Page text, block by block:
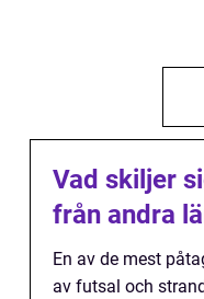
Vad skiljer
från andra
En av de mest
av futsal och